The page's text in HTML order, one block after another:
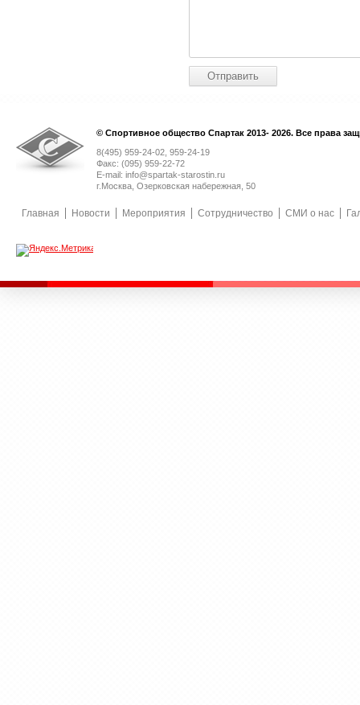
© Спортивное общество Спартак 2013- 2026. Все права
8(495) 959-24-02, 959-24-19
Факс: (095) 959-22-72
E-mail: info@spartak-starostin.ru
г.Москва, Озерковская набережная, 50
Главная Новости Мероприятия Сотрудничество СМИ о нас